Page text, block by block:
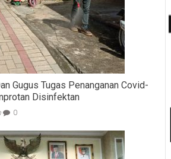
Gugus Tugas Penanganan Covid-
Disinfektan
0